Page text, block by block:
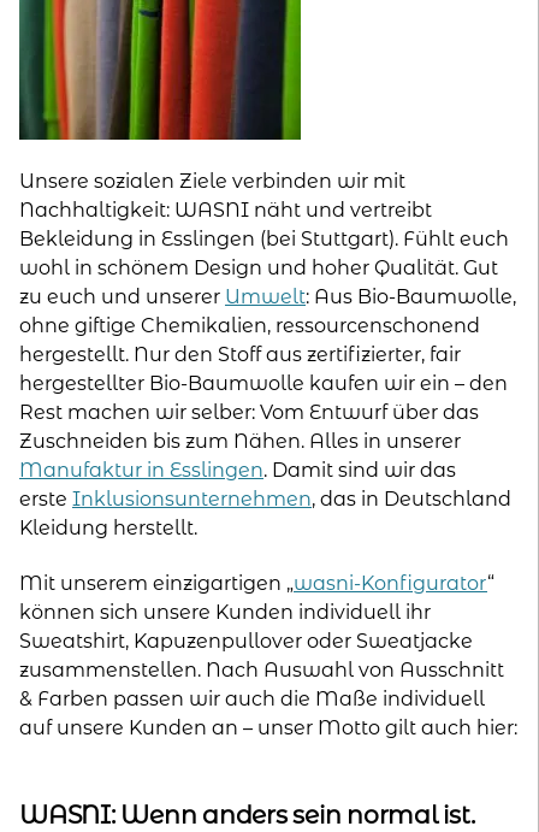
Unsere sozialen Ziele verbinden wir mit
Nachhaltigkeit: WASNI näht und vertreibt
Bekleidung in Esslingen (bei Stuttgart). Fühlt euch
wohl in schönem Design und hoher Qualität. Gut
zu euch und unserer Umwelt: Aus Bio-Baumwolle,
ohne giftige Chemikalien, ressourcenschonend
hergestellt. Nur den Stoff aus zertifizierter, fair
hergestellter Bio-Baumwolle kaufen wir ein – den
Rest machen wir selber: Vom Entwurf über das
Zuschneiden bis zum Nähen. Alles in unserer
Manufaktur in Esslingen. Damit sind wir das
erste Inklusionsunternehmen, das in Deutschland
Kleidung herstellt.
Mit unserem einzigartigen „wasni-Konfigurator“
können sich unsere Kunden individuell ihr
Sweatshirt, Kapuzenpullover oder Sweatjacke
zusammenstellen. Nach Auswahl von Ausschnitt
& Farben passen wir auch die Maße individuell
auf unsere Kunden an – unser Motto gilt auch hier:
WASNI: Wenn anders sein normal ist.